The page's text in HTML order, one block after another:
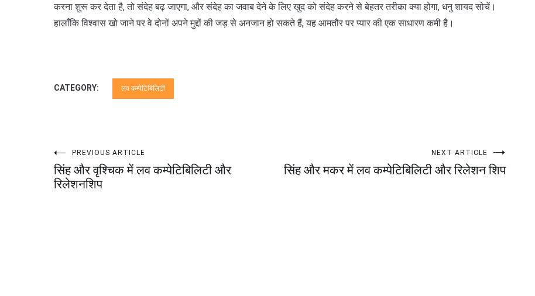
करना शुरू कर देता है, तो संदेह बढ़ जाएगा, और संदेह का जवाब देने के लिए खुद को संदेह करने से बेहतर तरीका क्या होगा, धनु शायद सोचें।
हालाँकि विश्वास खो जाने पर वे दोनों अपने मुद्दों की जड़ से अनजान हो सकते हैं, यह आमतौर पर प्यार की एक साधारण कमी है।
CATEGORY: लव कम्पेटिबिलिटी
Post
navigation
PREVIOUS ARTICLE
सिंह और वृश्चिक में लव कम्पेटिबिलिटी और
रिलेशनशिप
NEXT ARTICLE
सिंह और मकर में लव कम्पेटिबिलिटी और रिलेशन शिप